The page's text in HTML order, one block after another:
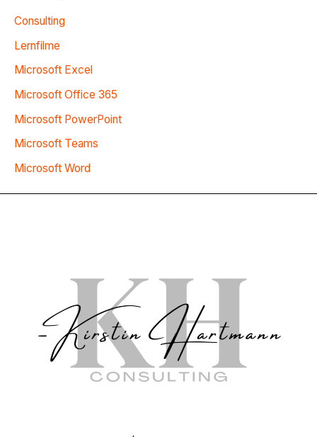
Consulting
Lernfilme
Microsoft Excel
Microsoft Office 365
Microsoft PowerPoint
Microsoft Teams
Microsoft Word